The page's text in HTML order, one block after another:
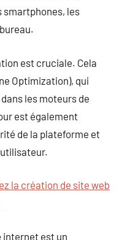
smartphones, les
est cruciale. Cela
Optimization), qui
les moteurs de
est également
de la plateforme et
la création de site web
internet est un